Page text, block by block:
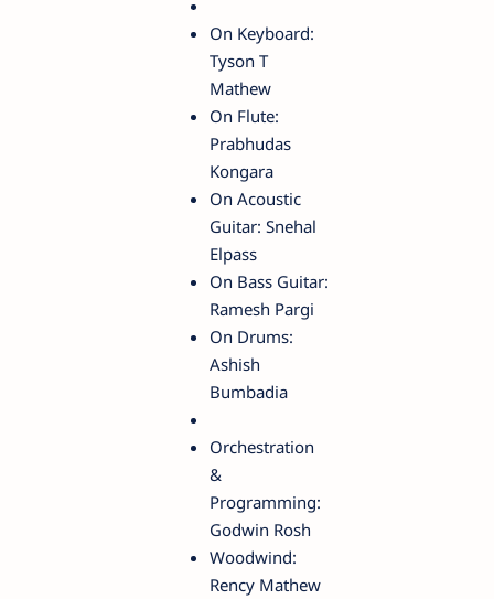
On Keyboard:
Tyson T
Mathew
On Flute:
Prabhudas
Kongara
On Acoustic
Guitar: Snehal
Elpass
On Bass Guitar:
Ramesh Pargi
On Drums:
Ashish
Bumbadia
Orchestration
&
Programming:
Godwin Rosh
Woodwind:
Rency Mathew